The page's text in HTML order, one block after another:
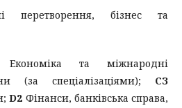
перетворення, бізнес та
Економіка та міжнародні
(за спеціалізаціями); СЗ
D2 Фінанси, банківська справа,